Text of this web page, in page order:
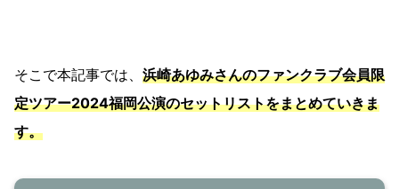
そこで本記事では、 浜崎あゆみさんのファンクラブ会員限
定ツアー2024福岡公演のセットリストをまとめていきま
す。